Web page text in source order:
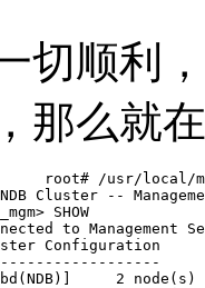
切顺利
那么就